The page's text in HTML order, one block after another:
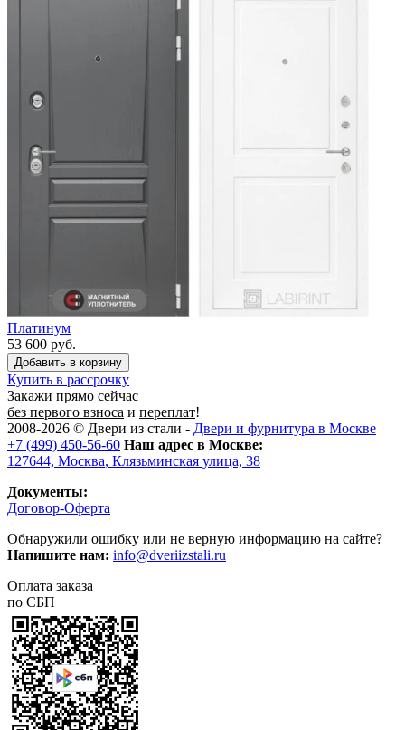
Платинум
53 600 руб.
Купить в рассрочку
Закажи прямо сейчас
без первого взноса и переплат!
2008-2026 © Двери из стали - Двери и фурнитура в Москве
+7 (499) 450-56-60 Наш адрес в Москве:
127644, Москва, Клязьминская улица, 38
Документы:
Договор-Оферта
Обнаружили ошибку или не верную информацию на сайте?
Напишите нам: info@dveriizstali.ru
Оплата заказа
по СБП